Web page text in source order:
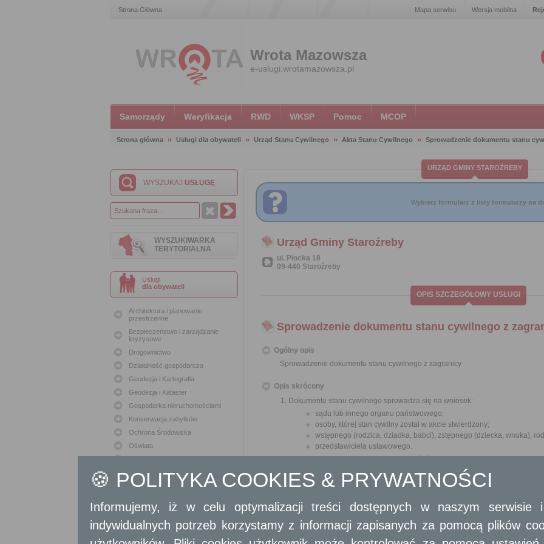
Strona Główna Mapa serwisu Wersja mobilna
Wrota Mazowsza
e-uslugi.wrotamazowsza.pl
Samorządy Weryfikacja RWD WKSP Pomoc MCOP
Strona główna Usługi dla obywateli Urząd Stanu Cywilnego Akta Stanu Cywilnego Sprowadzenie dokumentu stanu
WYSZUKAJ USŁUGĘ
WYSZUKIWARKA
TERYTORIALNA
Usługi
dla obywateli
Architektura i planowanie
przestrzenne
Bezpieczeństwo i zarządzanie
kryzysowe
Drogownictwo
Działalność gospodarcza
Geodezja i Kartografia
Geodezja i Kataster
Gospodarka nieruchomościami
Konserwacja zabytków
Ochrona Środowiska
Oświata
Polityka lokalowa
Polityka społeczna
Sport i Rekreacja
Sprawy komunalne
Sprawy komunikacyjne
URZĄD GMINY STAROŹREBY
Wybierz formularz z listy formularzy na
Urząd Gminy Staroźreby
ul. Płocka 18
09-440 Staroźreby
OPIS SZCZEGÓŁOWY USŁUGI
Sprowadzenie dokumentu stanu cywilnego z
Ogólny opis
Sprowadzenie dokumentu stanu cywilnego z zagranicy
Opis skrócony
Dokumentu stanu cywilnego sprowadza się na wniosek:
sądu lub innego organu państwowego;
osoby, której stan cywilny został w akcie stwierdzony;
wstępnego (rodzica, dziadka, babci), zstępnego (dziecka, wnuka),
przedstawiciela ustawowego.
wykażą interes prawny w sprowadzeniu aktu stanu cywilnego a także na
uzasadnione celami statutowymi takiej organizacji i gdy przemawia za tym
Wymagane dokumenty
Dowód wniesienia opłaty skarbowej.
Dowód osobisty lub inny dokument tożsamości (do wglądu).
🍪 POLITYKA COOKIES & PRYWATNOŚCI
Informujemy, iż w celu optymalizacji treści dostępnych w naszym serwisie
indywidualnych potrzeb korzystamy z informacji zapisanych za pomocą plików